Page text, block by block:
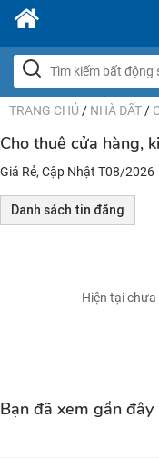
TRANG CHỦ / NHÀ ĐẤT /
Cho thuê cửa hàng,
Giá Rẻ, Cập Nhật T08/2026
Danh sách tin đăng
Hiện tại
Bạn đã xem gần đây